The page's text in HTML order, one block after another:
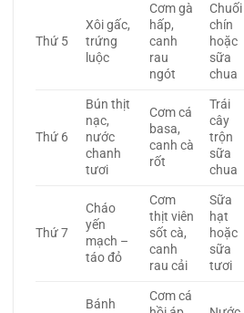
Thứ 5
Xôi gấc,
trứng
luộc
Cơm gà
hấp,
canh
rau
ngót
Chuối
chín
hoặc
sữa
chua
Thứ 6
Bún thịt
nạc,
nước
chanh
tươi
Cơm cá
basa,
canh cà
rốt
Trái
cây
trộn
sữa
chua
Thứ 7
Cháo
yến
mạch –
táo đỏ
Cơm
thịt viên
sốt cà,
canh
rau cải
Sữa
hạt
hoặc
sữa
tươi
Bánh
Cơm cá